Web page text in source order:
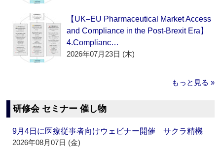
【UK–EU Pharmaceutical Market Access
and Compliance in the Post-Brexit Era】
4.Complianc…
2026年07月23日 (木)
もっと見る »
研修会 セミナー 催し物
9月4日に医療従事者向けウェビナー開催 サクラ精機
2026年08月07日 (金)